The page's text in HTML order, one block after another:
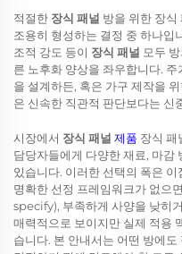
적절한 장식 패널 방을 위한 장식
조용히 형성하는 결정 중 하나입
조적 강도 등이 장식 패널 모두
른 노후화 양상을 좌우합니다.
을 설계하든, 혹은 가구 제작을
은 신속한 직관적 판단보다는 신
시장에서 장식 패널 제품 장식 패
담당자들에게 다양한 재료, 마감
있습니다. 이러한 선택의 폭은
명확한 선정 프레임워크가 없으
specify), 부족하게 사양을 낮히
매력적으로 보이지만 실제 적용
습니다. 본 안내서는 어떤 방에도